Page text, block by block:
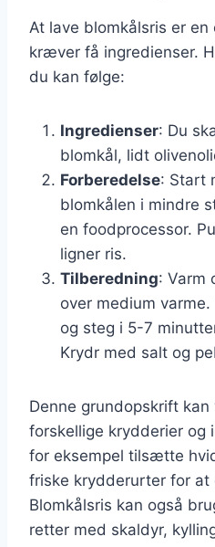
At lave blomkålsris er
kræver få ingredienser.
du kan følge:
Ingredienser: Du
blomkål, lidt
Forberedelse: Start
blomkålen i mindre
en foodprocessor.
ligner ris.
Tilberedning: Varm
over medium
og steg i 5-7
Krydr med salt og
Denne grundopskrift kan
forskellige krydderier og
for eksempel tilsætte
friske krydderurter for at
Blomkålsris kan også
retter med skaldyr,